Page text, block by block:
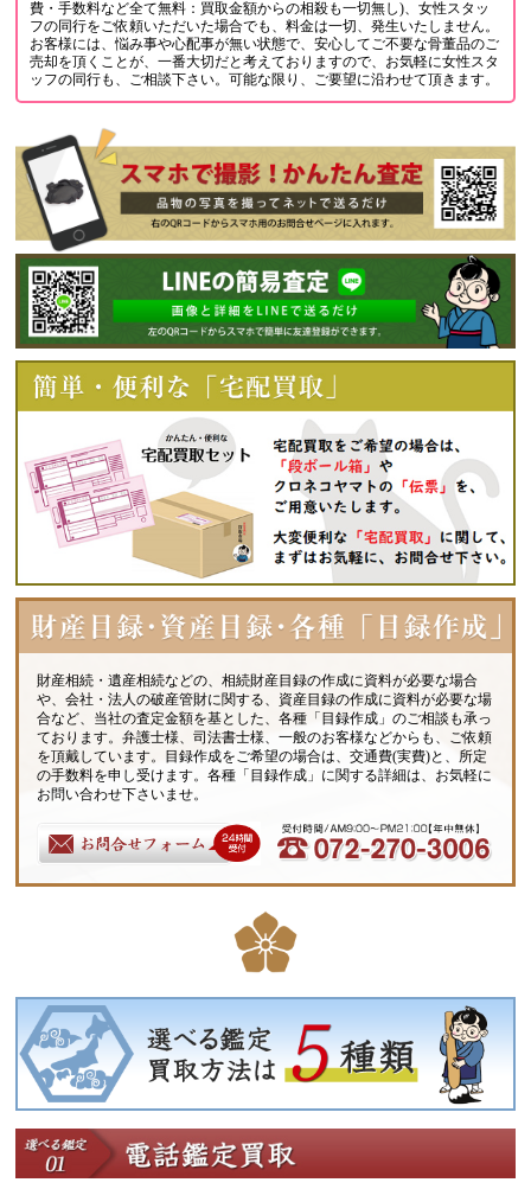
費・手数料など全て無料：買取金額からの相殺も一切無し)、女性スタッ
フの同行をご依頼いただいた場合でも、料金は一切、発生いたしません。
お客様には、悩み事や心配事が無い状態で、安心してご不要な骨董品のご
売却を頂くことが、一番大切だと考えておりますので、お気軽に女性スタ
ッフの同行も、ご相談下さい。可能な限り、ご要望に沿わせて頂きます。
財産相続・遺産相続などの、相続財産目録の作成に資料が必要な場合
や、会社・法人の破産管財に関する、資産目録の作成に資料が必要な場
合など、当社の査定金額を基とした、各種「目録作成」のご相談も承っ
ております。弁護士様、司法書士様、一般のお客様などからも、ご依頼
を頂戴しています。目録作成をご希望の場合は、交通費(実費)と、所定
の手数料を申し受けます。各種「目録作成」に関する詳細は、お気軽に
お問い合わせ下さいませ。